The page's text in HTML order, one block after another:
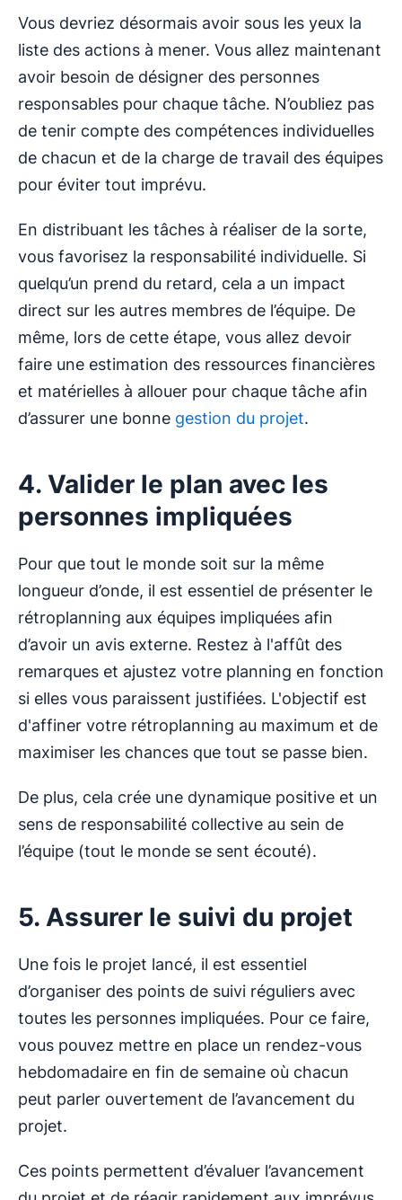
Vous devriez désormais avoir sous les yeux la
liste des actions à mener. Vous allez maintenant
avoir besoin de désigner des personnes
responsables pour chaque tâche. N’oubliez pas
de tenir compte des compétences individuelles
de chacun et de la charge de travail des équipes
pour éviter tout imprévu.
En distribuant les tâches à réaliser de la sorte,
vous favorisez la responsabilité individuelle. Si
quelqu’un prend du retard, cela a un impact
direct sur les autres membres de l’équipe. De
même, lors de cette étape, vous allez devoir
faire une estimation des ressources financières
et matérielles à allouer pour chaque tâche afin
d’assurer une bonne gestion du projet.
4. Valider le plan avec les
personnes impliquées
Pour que tout le monde soit sur la même
longueur d’onde, il est essentiel de présenter le
rétroplanning aux équipes impliquées afin
d’avoir un avis externe. Restez à l'affût des
remarques et ajustez votre planning en fonction
si elles vous paraissent justifiées. L'objectif est
d'affiner votre rétroplanning au maximum et de
maximiser les chances que tout se passe bien.
De plus, cela crée une dynamique positive et un
sens de responsabilité collective au sein de
l’équipe (tout le monde se sent écouté).
5. Assurer le suivi du projet
Une fois le projet lancé, il est essentiel
d’organiser des points de suivi réguliers avec
toutes les personnes impliquées. Pour ce faire,
vous pouvez mettre en place un rendez-vous
hebdomadaire en fin de semaine où chacun
peut parler ouvertement de l’avancement du
projet.
Ces points permettent d’évaluer l’avancement